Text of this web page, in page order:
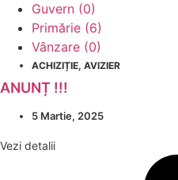
Guvern (0)
Primărie (6)
Vânzare (0)
ACHIZIȚIE, AVIZIER
ANUNȚ !!!
5 Martie, 2025
Vezi detalii